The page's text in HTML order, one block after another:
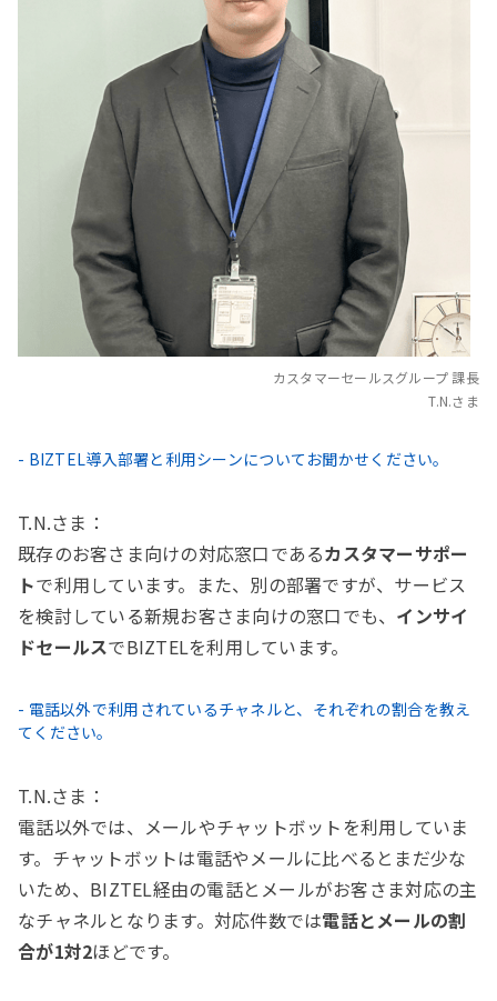
カスタマーセールスグループ 課長
T.N.さま
- BIZTEL導入部署と利用シーンについてお聞かせください。
T.N.さま：
既存のお客さま向けの対応窓口であるカスタマーサポー
トで利用しています。また、別の部署ですが、サービス
を検討している新規お客さま向けの窓口でも、 インサイ
ドセールスでBIZTELを利用しています。
- 電話以外で利用されているチャネルと、それぞれの割合を教え
てください。
T.N.さま：
電話以外では、メールやチャットボットを利用していま
す。チャットボットは電話やメールに比べるとまだ少な
いため、BIZTEL経由の電話とメールがお客さま対応の主
なチャネルとなります。対応件数では電話とメールの割
合が1対2ほどです。